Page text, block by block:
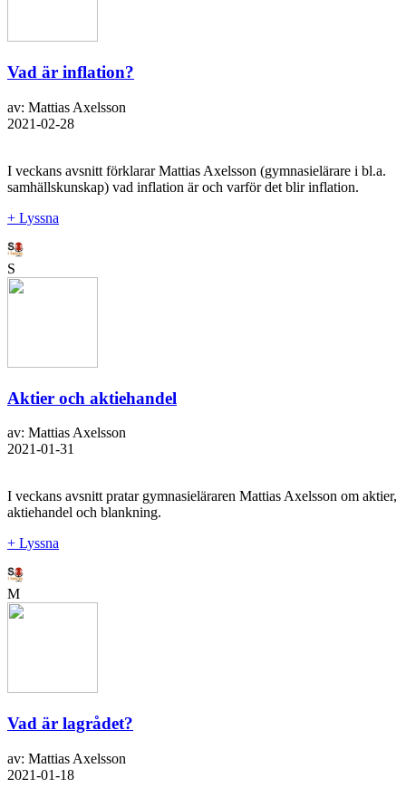
Vad är inflation?
av: Mattias Axelsson
2021-02-28
I veckans avsnitt förklarar Mattias Axelsson (gymnasielärare i bl.a.
samhällskunskap) vad inflation är och varför det blir inflation.
+ Lyssna
S
Aktier och aktiehandel
av: Mattias Axelsson
2021-01-31
I veckans avsnitt pratar gymnasieläraren Mattias Axelsson om aktier,
aktiehandel och blankning.
+ Lyssna
M
Vad är lagrådet?
av: Mattias Axelsson
2021-01-18